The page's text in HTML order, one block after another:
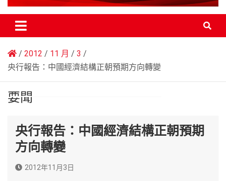
2012 11 月
3
央行報告：中國經濟結構正朝預期方向轉變
要聞
央行報告：中國經濟結構正朝預期
方向轉變
2012年11月3日